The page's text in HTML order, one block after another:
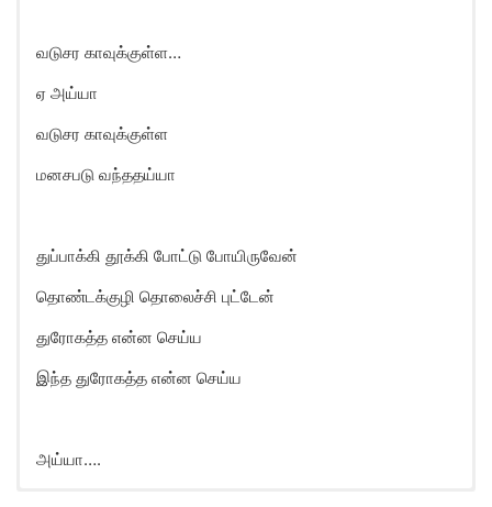
வடுசர காவுக்குள்ள…
ஏ அய்யா
வடுசர காவுக்குள்ள
மனசபடு வந்ததய்யா
துப்பாக்கி தூக்கி போட்டு போயிருவேன்
தொண்டக்குழி தொலைச்சி புட்டேன்
துரோகத்த என்ன செய்ய
இந்த துரோகத்த என்ன செய்ய
அய்யா….